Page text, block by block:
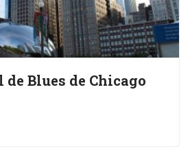
Blues de Chicago